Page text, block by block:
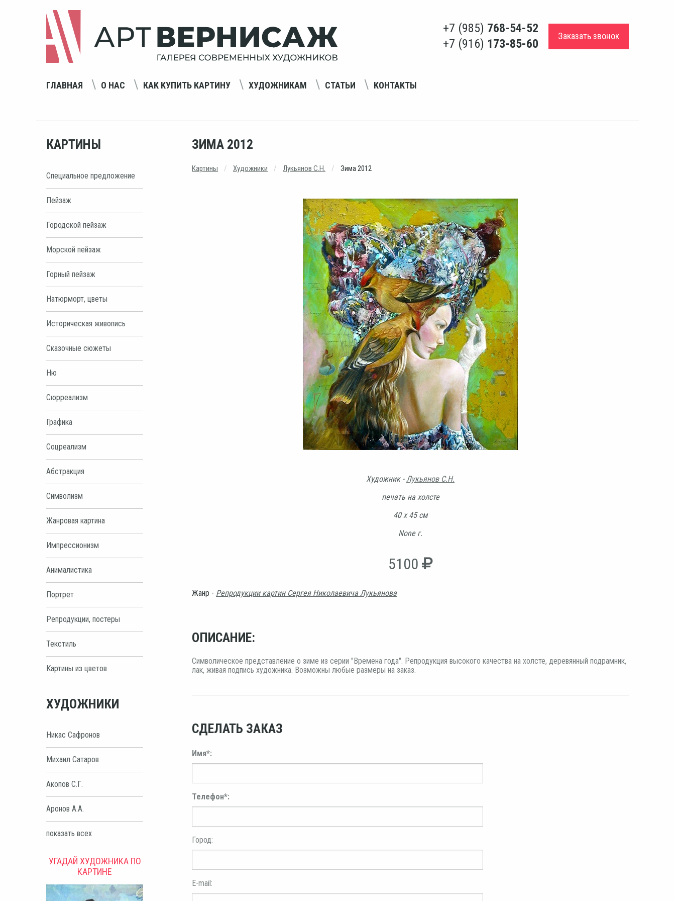
+7 (985) 768-54-52
+7 (916) 173-85-60
Заказать звонок
ГЛАВНАЯ О НАС КАК КУПИТЬ КАРТИНУ ХУДОЖНИКАМ СТАТЬИ КОНТАКТЫ
КАРТИНЫ
Специальное предложение
Пейзаж
Городской пейзаж
Морской пейзаж
Горный пейзаж
Натюрморт, цветы
Историческая живопись
Сказочные сюжеты
Ню
Сюрреализм
Графика
Соцреализм
Абстракция
Символизм
Жанровая картина
Импрессионизм
Анималистика
Портрет
Репродукции, постеры
Текстиль
Картины из цветов
ХУДОЖНИКИ
Никас Сафронов
Михаил Сатаров
Акопов С.Г.
Аронов А.А.
показать всех
УГАДАЙ ХУДОЖНИКА ПО
КАРТИНЕ
ЗИМА 2012
Картины Художники Лукьянов С.Н. Зима 2012
Художник - Лукьянов С.Н.
печать на холсте
40 х 45 см
None г.
5100
Жанр - Репродукции картин Сергея Николаевича Лукьянова
ОПИСАНИЕ:
Символическое представление о зиме из серии "Времена года". Репродукция высокого качества на холсте, деревянный подрамник,
лак, живая подпись художника. Возможны любые размеры на заказ.
СДЕЛАТЬ ЗАКАЗ
Имя*:
Телефон*:
Город:
E-mail: